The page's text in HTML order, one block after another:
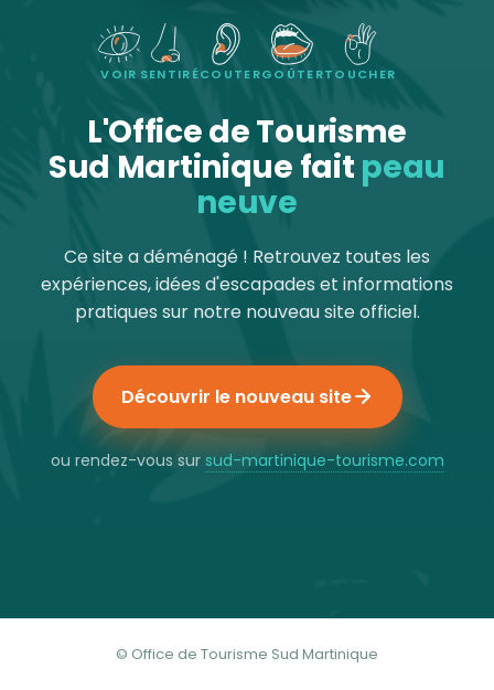
VOIR SENTIRÉCOUTERGOÛTERTOUCHER
L'Office de Tourisme
Sud Martinique fait peau
neuve
Ce site a déménagé ! Retrouvez toutes les
expériences, idées d'escapades et informations
pratiques sur notre nouveau site officiel.
Découvrir le nouveau site
ou rendez-vous sur sud-martinique-tourisme.com
© Office de Tourisme Sud Martinique